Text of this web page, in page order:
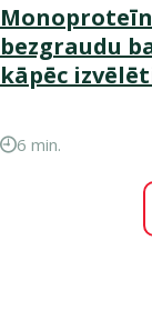
bezgraudu
kāpēc
6 min.